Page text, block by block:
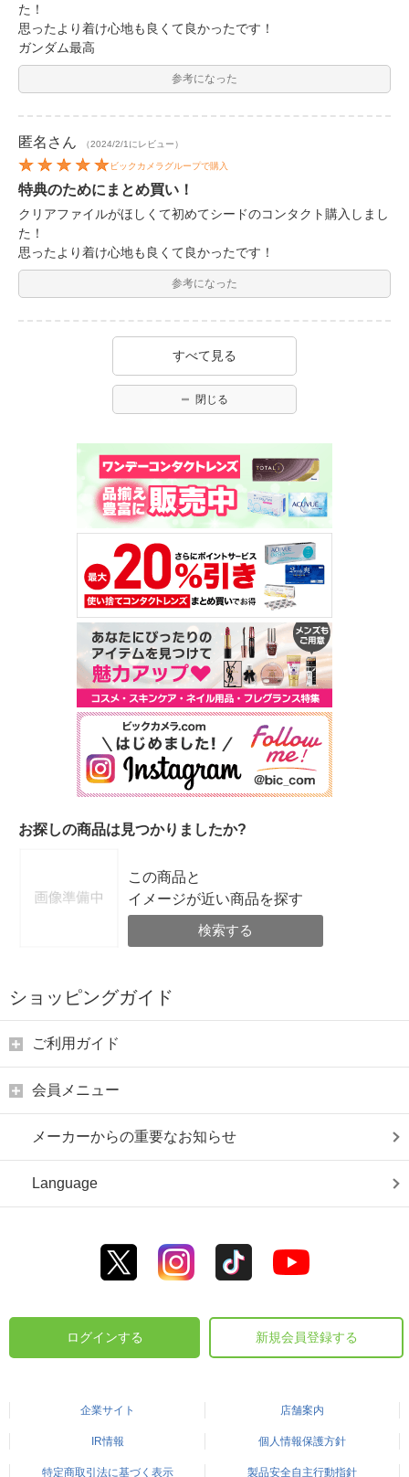
た！
思ったより着け心地も良くて良かったです！
ガンダム最高
参考になった
匿名 さん （2024/2/1にレビュー）
ビックカメラグループで購入
特典のためにまとめ買い！
クリアファイルがほしくて初めてシードのコンタクト購入しまし
た！
思ったより着け心地も良くて良かったです！
参考になった
すべて見る
閉じる
お探しの商品は見つかりましたか?
この商品と
イメージが近い商品を探す
検索する
ショッピングガイド
ご利用ガイド
会員メニュー
メーカーからの重要なお知らせ
Language
ログインする 新規会員登録する
企業サイト 店舗案内
IR情報 個人情報保護方針
特定商取引法に基づく表示 製品安全自主行動指針